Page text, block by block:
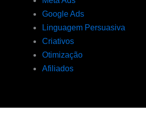
Google Ads
Linguagem Persuasiva
Criativos
Otimização
Afiliados